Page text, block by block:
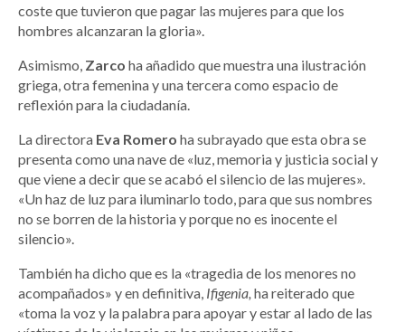
coste que tuvieron que pagar las mujeres para que los
hombres alcanzaran la gloria».
Asimismo, Zarco ha añadido que muestra una ilustración
griega, otra femenina y una tercera como espacio de
reflexión para la ciudadanía.
La directora Eva Romero ha subrayado que esta obra se
presenta como una nave de «luz, memoria y justicia social y
que viene a decir que se acabó el silencio de las mujeres».
«Un haz de luz para iluminarlo todo, para que sus nombres
no se borren de la historia y porque no es inocente el
silencio».
También ha dicho que es la «tragedia de los menores no
acompañados» y en definitiva, Ifigenia, ha reiterado que
«toma la voz y la palabra para apoyar y estar al lado de las